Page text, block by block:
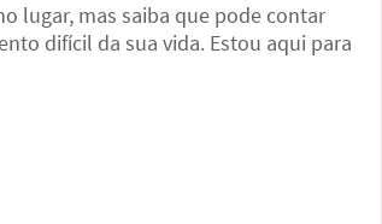
lugar, mas saiba que pode contar
difícil da sua vida. Estou aqui para